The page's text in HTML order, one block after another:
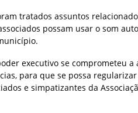
tratados assuntos
possam usar o som
executivo se comprometeu a
para que se possa
e simpatizantes da